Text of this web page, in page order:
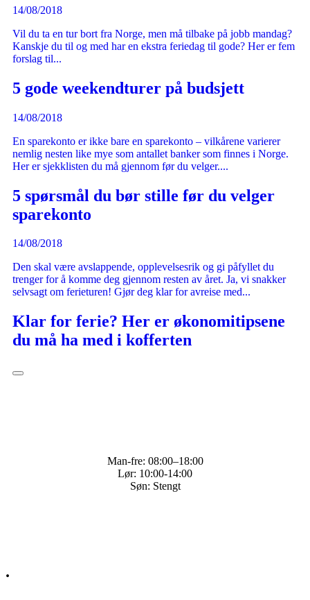
14/08/2018
Vil du ta en tur bort fra Norge, men må tilbake på jobb mandag?
Kanskje du til og med har en ekstra feriedag til gode? Her er fem
forslag til...
5 gode weekendturer på budsjett
14/08/2018
En sparekonto er ikke bare en sparekonto – vilkårene varierer
nemlig nesten like mye som antallet banker som finnes i Norge.
Her er sjekklisten du må gjennom før du velger....
5 spørsmål du bør stille før du velger
sparekonto
14/08/2018
Den skal være avslappende, opplevelsesrik og gi påfyllet du
trenger for å komme deg gjennom resten av året. Ja, vi snakker
selvsagt om ferieturen! Gjør deg klar for avreise med...
Klar for ferie? Her er økonomitipsene
du må ha med i kofferten
Man-fre: 08:00–18:00
Lør: 10:00-14:00
Søn: Stengt
.